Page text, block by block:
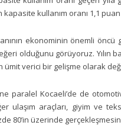
kullanım oranı 1,1 puan
ekonominin önemli
olduğunu görüyoruz.
ümit verici bir gelişme olarak
paralel Kocaeli’de de
ulaşım araçları, giyim ve
80’in üzerinde